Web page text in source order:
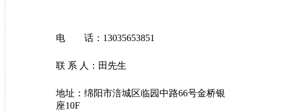
电 话：13035653851
联 系 人：田先生
地址：绵阳市涪城区临园中路66号金桥银
座10F